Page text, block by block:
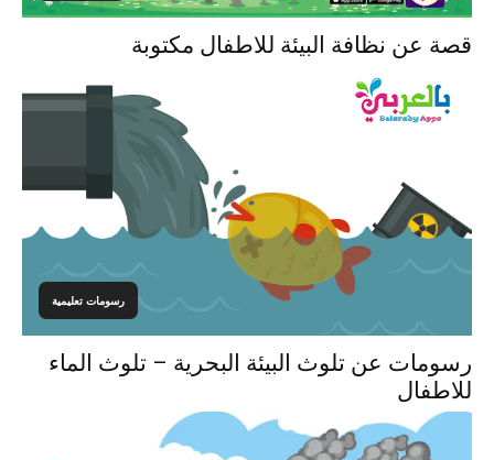
قصة عن نظافة البيئة للاطفال مكتوبة
رسومات تعليمية
رسومات عن تلوث البيئة البحرية – تلوث الماء
للاطفال